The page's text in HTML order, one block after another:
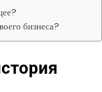
бизнеса?